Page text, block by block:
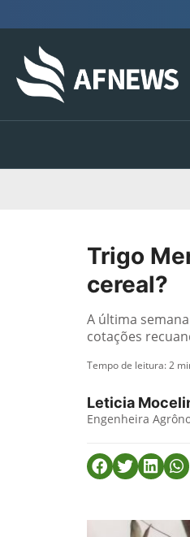
Trigo
cereal?
A última
cotações
Tempo de leitura:2
Leticia
Engenheira